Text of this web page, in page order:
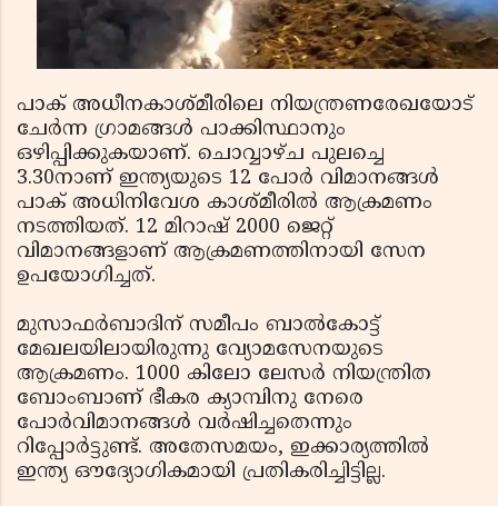
പാക് അധീനകാശ്മീരിലെ നിയന്ത്രണരേഖയോട്
ചേര്‍ന്ന ഗ്രാമങ്ങള്‍ പാക്കിസ്ഥാനും
ഒഴിപ്പിക്കുകയാണ്. ചൊവ്വാഴ്ച പുലച്ചെ
3.30നാണ് ഇന്ത്യയുടെ 12 പോര്‍ വിമാനങ്ങള്‍
പാക് അധിനിവേശ കാശ്മീരില്‍ ആക്രമണം
നടത്തിയത്. 12 മിറാഷ് 2000 ജെറ്റ്
വിമാനങ്ങളാണ് ആക്രമണത്തിനായി സേന
ഉപയോഗിച്ചത്.
മുസാഫര്‍ബാദിന് സമീപം ബാല്‍കോട്ട്
മേഖലയിലായിരുന്നു വ്യോമസേനയുടെ
ആക്രമണം. 1000 കിലോ ലേസര്‍ നിയന്ത്രിത
ബോംബാണ് ഭീകര ക്യാമ്പിനു നേരെ
പോര്‍വിമാനങ്ങള്‍ വര്‍ഷിച്ചതെന്നും
റിപ്പോര്‍ട്ടുണ്ട്. അതേസമയം, ഇക്കാര്യത്തില്‍
ഇന്ത്യ ഔദ്യോഗികമായി പ്രതികരിച്ചിട്ടില്ല.